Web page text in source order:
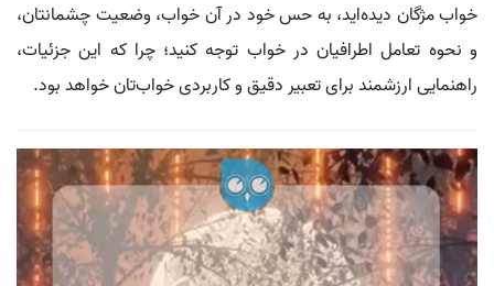
خواب مژگان دیده‌اید، به حس خود در آن خواب، وضعیت چشمانتان،
و نحوه تعامل اطرافیان در خواب توجه کنید؛ چرا که این جزئیات،
راهنمایی ارزشمند برای تعبیر دقیق و کاربردی خواب‌تان خواهد بود.